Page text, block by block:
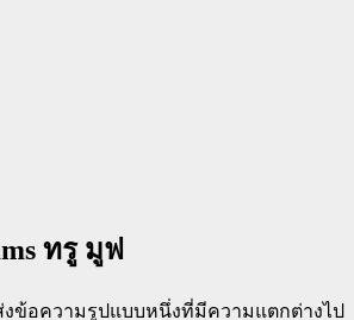
ทรู มูฟ
งข้อความรูปแบบหนึ่งที่มีความแตกต่างไป